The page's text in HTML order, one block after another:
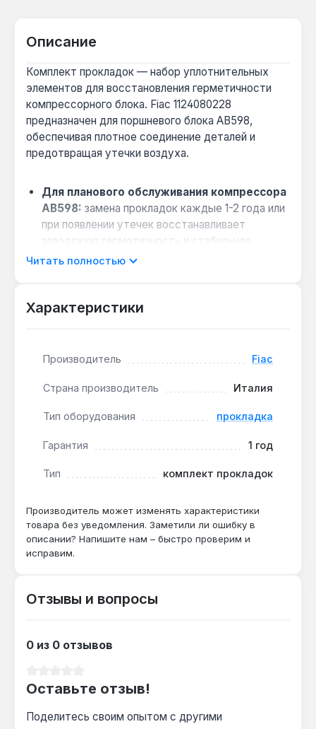
Описание
Комплект прокладок — набор уплотнительных
элементов для восстановления герметичности
компрессорного блока. Fiac 1124080228
предназначен для поршневого блока AB598,
обеспечивая плотное соединение деталей и
предотвращая утечки воздуха.
Для планового обслуживания компрессора
AB598: замена прокладок каждые 1-2 года или
при появлении утечек восстанавливает
заводскую герметичность и стабильное
давление.
устойчивы к воздействию компрессорного
Когда требуется замена:если компрессор
воздуха — износ прокладок блока AB598
снижает КПД на 10-15%.
Комплект подходит для ремонта поршневых
производстве и стройплощадках. Производство
Читать полностью
Характеристики
Производитель Fiac
Страна производитель Италия
Тип оборудования прокладка
Гарантия 1 год
Тип комплект прокладок
Производитель может изменять характеристики
товара без уведомления. Заметили ли ошибку в
описании? Напишите нам – быстро проверим и
исправим.
Отзывы и вопросы
0 из 0 отзывов
Оставьте отзыв!
Поделитесь своим опытом с другими